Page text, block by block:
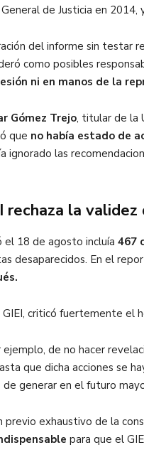
de Justicia en
del informe sin testar
como posibles
ni en manos de la
Gómez Trejo, titular de la
que no había estado de
ignorado las
rechaza la
el 18 de agosto incluía 467
desaparecidos. En el
criticó fuertemente el
ejemplo, de no hacer
que dicha acciones se
generar en el futuro
exhaustivo de la
para que el